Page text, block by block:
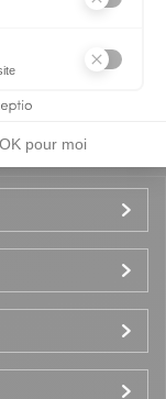
OK pour moi